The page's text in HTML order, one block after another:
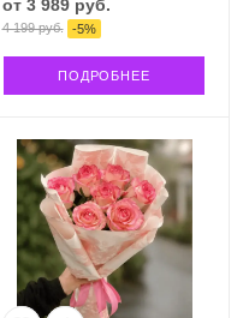
от 3 989 руб.
4 199 руб. -5%
ПОДРОБНЕЕ